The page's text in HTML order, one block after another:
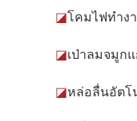
◪โคมไฟทำง
◪เป่าลมจมูก
◪หล่อลื่นอัตโ